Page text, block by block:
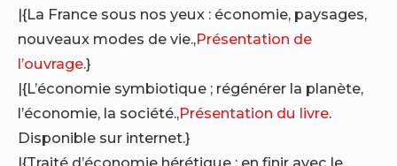
|{La France sous nos yeux : économie, paysages,
nouveaux modes de vie.,Présentation de
l’ouvrage.}
|{L’économie symbiotique ; régénérer la planète,
l’économie, la société.,Présentation du livre.
Disponible sur internet.}